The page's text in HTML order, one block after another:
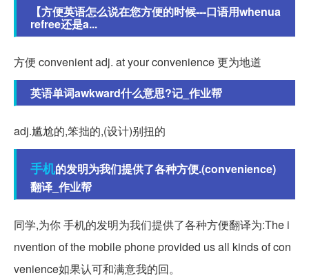
【方便英语怎么说在您方便的时候---口语用whenua
refree还是a...
方便 convenient adj. at your convenience 更为地道
英语单词awkward什么意思?记_作业帮
adj.尴尬的,笨拙的,(设计)别扭的
手机的发明为我们提供了各种方便.(convenience)
翻译_作业帮
同学,为你 手机的发明为我们提供了各种方便翻译为:The i
nvention of the mobile phone provided us all kinds of con
venience如果认可和满意我的回。